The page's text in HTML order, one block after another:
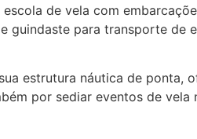
de vela com
para transporte de
estrutura náutica de ponta,
por sediar eventos de vela